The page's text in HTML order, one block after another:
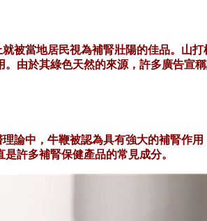
被當地居民視為補腎壯陽的佳品。山
由於其綠色天然的來源，許多廣告宣
論中，牛鞭被認為具有強大的補腎作
許多補腎保健產品的常見成分。